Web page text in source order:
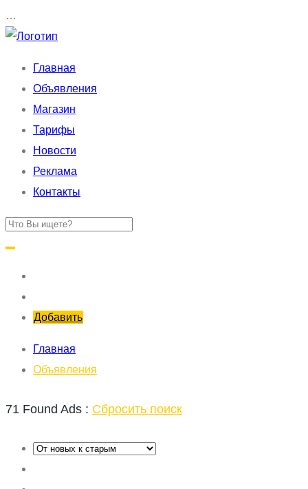
…
Главная
Объявления
Магазин
Тарифы
Новости
Реклама
Контакты
Добавить
Главная
Объявления
71 Found Ads : Сбросить поиск